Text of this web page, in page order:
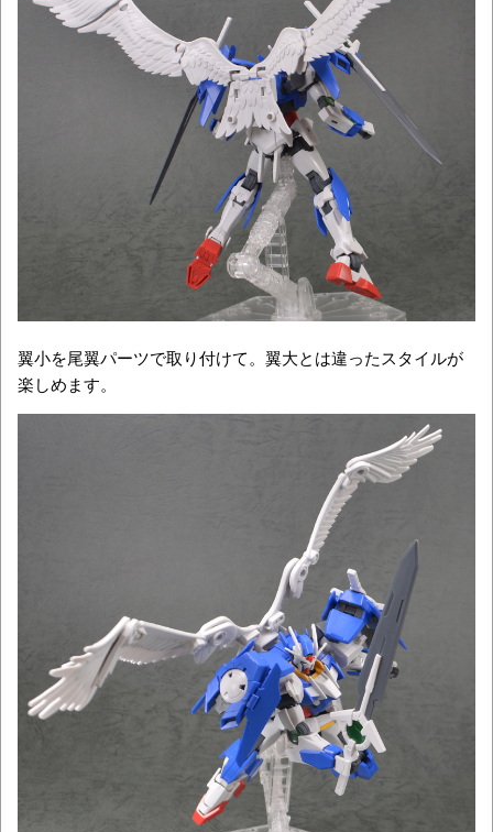
翼小を尾翼パーツで取り付けて。翼大とは違ったスタイルが
楽しめます。